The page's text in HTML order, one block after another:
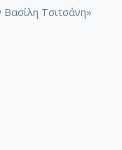
Τσιτσάνη»